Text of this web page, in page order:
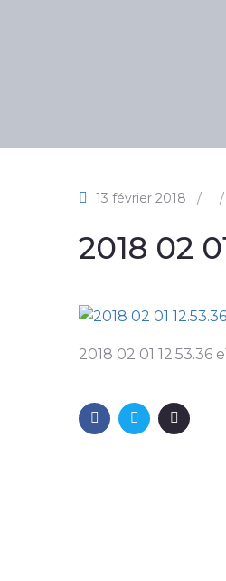
13 février 2018 / /
2018 02
2018 02 01 12.53.36